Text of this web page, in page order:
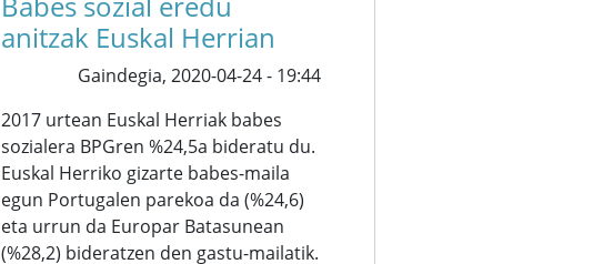
anitzak Euskal Herrian
Gaindegia, 2020-04-24 - 19:44
2017 urtean Euskal Herriak babes
sozialera BPGren %24,5a bideratu du.
Euskal Herriko gizarte babes-maila
egun Portugalen parekoa da (%24,6)
eta urrun da Europar Batasunean
(%28,2) bideratzen den gastu-mailatik.